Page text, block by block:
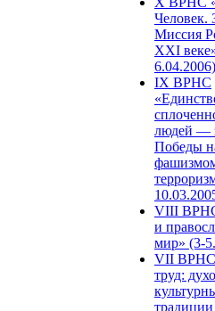
Человек.
Миссия
XXI
6.04.2006)
IX ВРНС
людей —
Победы
VIII
и
мир» (3-
VII ВРНС
труд: